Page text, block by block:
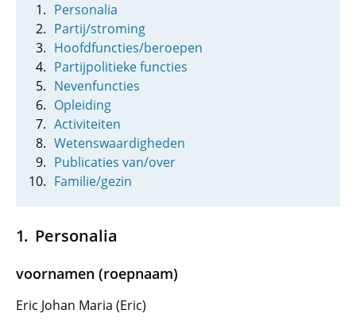
Personalia
Partij/stroming
Hoofdfuncties/beroepen
Partijpolitieke functies
Nevenfuncties
Opleiding
Activiteiten
Wetenswaardigheden
Publicaties van/over
Familie/gezin
Personalia
voornamen (roepnaam)
Eric Johan Maria (Eric)